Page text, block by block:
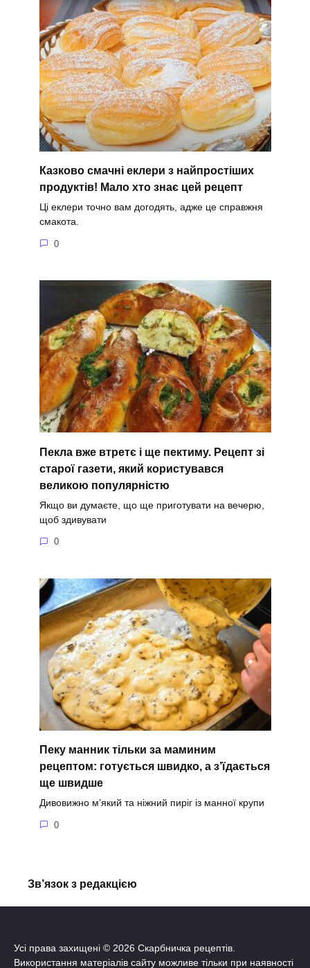
Казково смачні еклери з найпростіших
продуктів! Мало хто знає цей рецепт
Ці еклери точно вам догодять, адже це справжня
смакота.
0
Пекла вже втретє і ще пектиму. Рецепт зі
старої газети, який користувався
великою популярністю
Якщо ви думаєте, що ще приготувати на вечерю,
щоб здивувати
0
Пеку манник тільки за маминим
рецептом: готується швидко, а з’їдається
ще швидше
Дивовижно м’який та ніжний пиріг із манної крупи
0
Зв’язок з редакцією
Усі права захищені © 2026 Скарбничка рецептів.
Використання матеріалів сайту можливе тільки при наявності